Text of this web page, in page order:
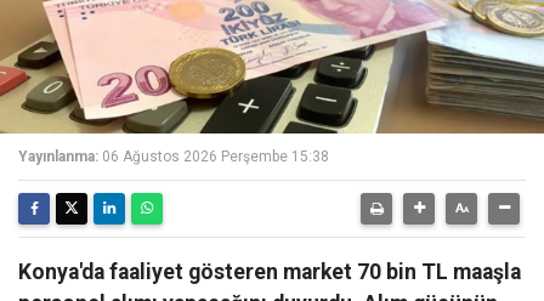
Yayınlanma: 06 Ağustos 2026 Perşembe 15:38
Konya'da faaliyet gösteren market 70 bin TL maaşla